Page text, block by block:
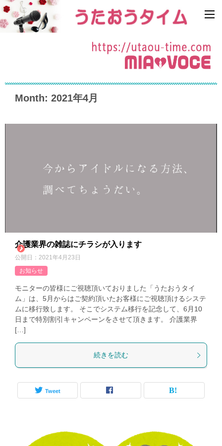
Month: 2021年4月
介護業界の雑誌にチラシが入ります
公開日： 2021年4月23日
お知らせ
モニターの皆様にご視聴頂いておりました「うたおうタイ
ム」は、5月からはご契約頂いたお客様にご視聴頂けるシステ
ムに移行致します。 そこでシステム移行を記念して、6月10
日まで特別割引キャンペーンをさせて頂きます。 介護業界
[…]
続きを読む
Tweet